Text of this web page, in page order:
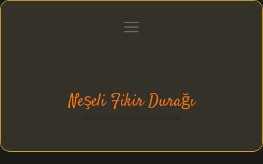
Gizlilik Politikası
menüyü
Neşeli Fikir Durağı